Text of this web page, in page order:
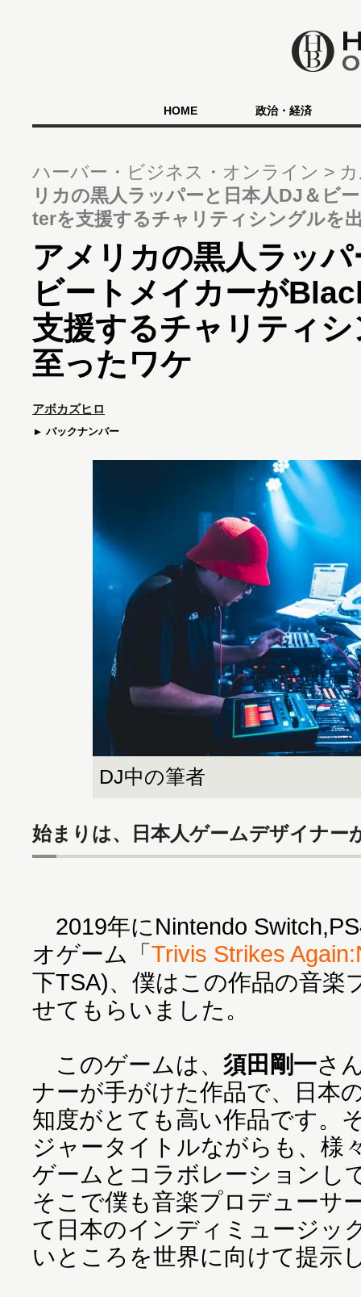
HOME 政治・経済
ハーバー・ビジネス・オンライン
リカの黒人ラッパーと日本人DJ＆ビ
terを支援するチャリティシングルを
アメリカの黒人ラッ
ビートメイカーが
支援するチャリティ
至ったワケ
アボカズヒロ
バックナンバー
DJ中の筆者
始まりは、日本人ゲームデザイナー
2019年にNintendo
オゲーム「Trivis Strikes
下TSA)、僕はこの作品の音楽
せてもらいました。
このゲームは、 須田剛一さ
ナーが手がけた作品で、日本
知度がとても高い作品です。
ジャータイトルながらも、様
ゲームとコラボレーションし
そこで僕も音楽プロデューサ
て日本のインディミュージッ
いところを世界に向けて提示